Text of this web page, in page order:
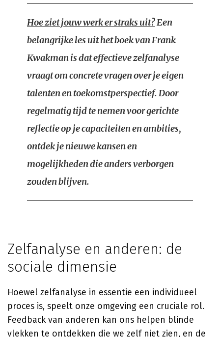
Hoe ziet jouw werk er straks uit?Een
belangrijke les uit het boek van Frank
Kwakman is dat effectieve zelfanalyse
vraagt om concrete vragen over je eigen
talenten en toekomstperspectief. Door
regelmatig tijd te nemen voor gerichte
reflectie op je capaciteiten en ambities,
ontdek je nieuwe kansen en
mogelijkheden die anders verborgen
zouden blijven.
Zelfanalyse en anderen: de
sociale dimensie
Hoewel zelfanalyse in essentie een individueel
proces is, speelt onze omgeving een cruciale rol.
Feedback van anderen kan ons helpen blinde
vlekken te ontdekken die we zelf niet zien, en de